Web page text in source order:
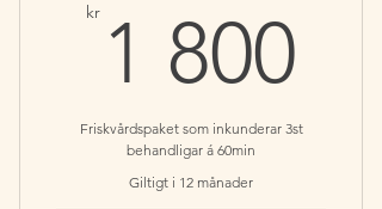
kr 1 800
Friskvårdspaket som inkunderar 3st
behandligar á 60min
Giltigt i 12 månader